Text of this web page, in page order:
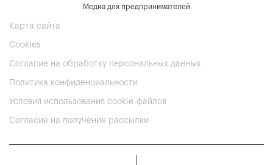
Медиа для предпринимателей
Карта сайта
Cookies
Согласие на обработку персональных данных
Политика конфиденциальности
Условия использования cookie-файлов
Согласие на получение рассылки